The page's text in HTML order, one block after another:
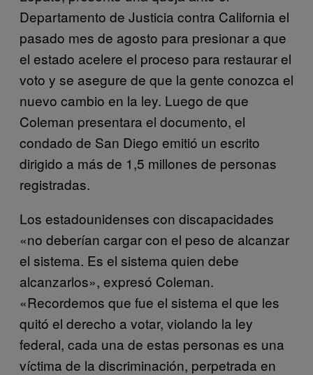
Departamento de Justicia contra California el
pasado mes de agosto para presionar a que
el estado acelere el proceso para restaurar el
voto y se asegure de que la gente conozca el
nuevo cambio en la ley. Luego de que
Coleman presentara el documento, el
condado de San Diego emitió un escrito
dirigido a más de 1,5 millones de personas
registradas.
Los estadounidenses con discapacidades
«no deberían cargar con el peso de alcanzar
el sistema. Es el sistema quien debe
alcanzarlos», expresó Coleman.
«Recordemos que fue el sistema el que les
quitó el derecho a votar, violando la ley
federal, cada una de estas personas es una
víctima de la discriminación, perpetrada en